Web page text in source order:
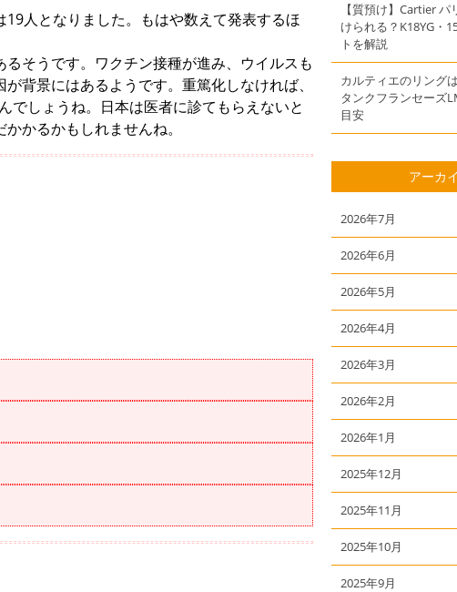
人となりました。もはや数えて発表するほ
そうです。ワクチン接種が進み、ウイルスも
背景にはあるようです。重篤化しなければ、
でしょうね。日本は医者に診てもらえないと
かるかもしれませんね。
【質預け】Cartier
けられる？K18YG・
トを解説
カルティエのリング
タンクフランセーズ
目安
アーカ
2026年7月
2026年6月
2026年5月
2026年4月
2026年3月
2026年2月
2026年1月
2025年12月
2025年11月
2025年10月
2025年9月